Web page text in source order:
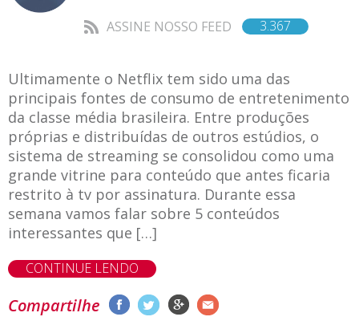
ASSINE NOSSO FEED 3.367
Ultimamente o Netflix tem sido uma das
principais fontes de consumo de entretenimento
da classe média brasileira. Entre produções
próprias e distribuídas de outros estúdios, o
sistema de streaming se consolidou como uma
grande vitrine para conteúdo que antes ficaria
restrito à tv por assinatura. Durante essa
semana vamos falar sobre 5 conteúdos
interessantes que […]
CONTINUE LENDO
Compartilhe